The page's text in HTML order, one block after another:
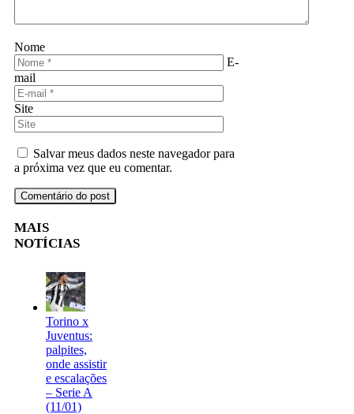
Nome
E-
mail
Site
Salvar meus dados neste navegador para
a próxima vez que eu comentar.
MAIS
NOTÍCIAS
Torino x
Juventus:
palpites,
onde assistir
e escalações
– Serie A
(11/01)